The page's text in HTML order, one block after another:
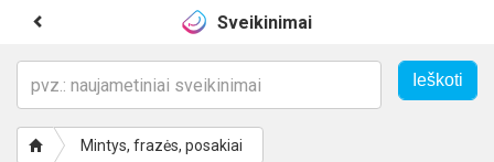
Sveikinimai
Mintys, frazės, posakiai